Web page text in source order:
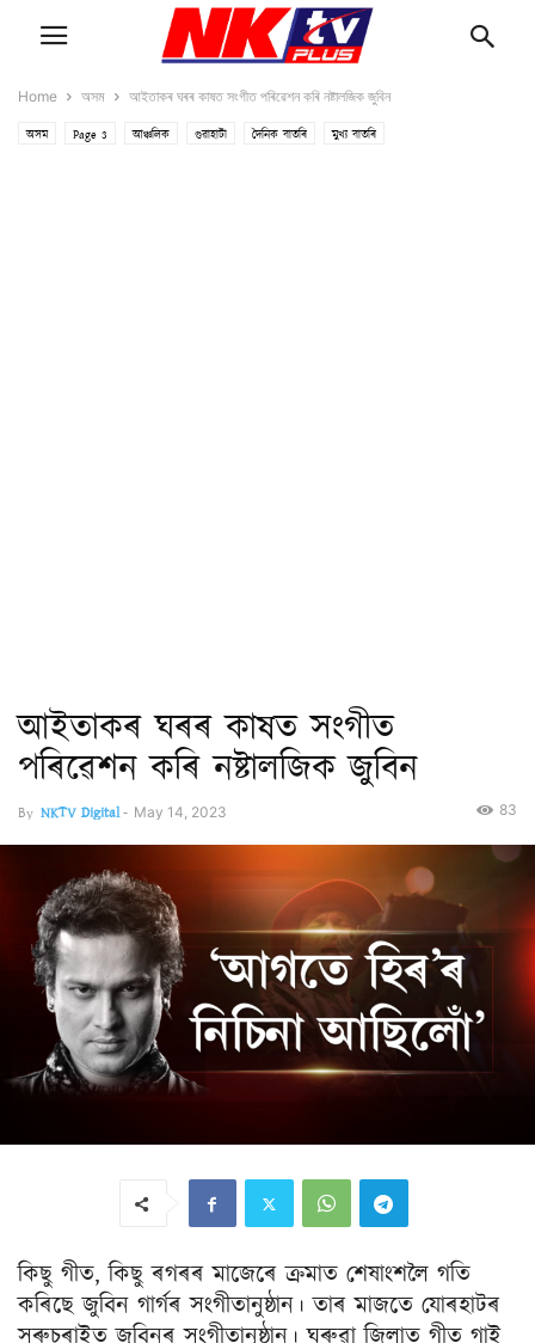
Home অসম আইতাকৰ ঘৰৰ কাষত সংগীত পৰিৱেশন কৰি নষ্টালজিক জুবিন
অসম Page 3 আঞ্চলিক গুৱাহাটী দৈনিক বাতৰি মুখ্য বাতৰি
আইতাকৰ ঘৰৰ কাষত সংগীত
পৰিৱেশন কৰি নষ্টালজিক জুবিন
By NKTV Digital- May 14, 2023 83
কিছু গীত, কিছু ৰগৰৰ মাজেৰে ক্ৰমাত শেষাংশলৈ গতি
কৰিছে জুবিন গাৰ্গৰ সংগীতানুষ্ঠান। তাৰ মাজতে যোৰহাটৰ